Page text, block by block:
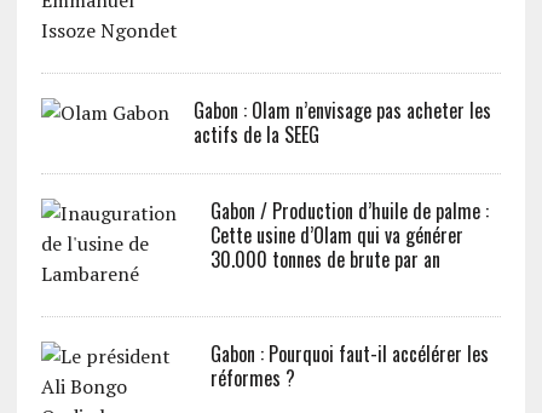
Gabon : Olam n’envisage pas acheter les
actifs de la SEEG
Gabon / Production d’huile de palme :
Cette usine d’Olam qui va générer
30.000 tonnes de brute par an
Gabon : Pourquoi faut-il accélérer les
réformes ?